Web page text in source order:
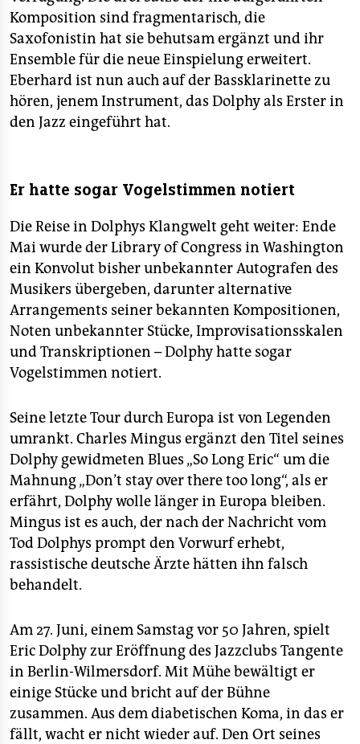
Komposition sind fragmentarisch, die
Saxofonistin hat sie behutsam ergänzt und ihr
Ensemble für die neue Einspielung erweitert.
Eberhard ist nun auch auf der Bassklarinette zu
hören, jenem Instrument, das Dolphy als Erster in
den Jazz eingeführt hat.
Er hatte sogar Vogelstimmen notiert
Die Reise in Dolphys Klangwelt geht weiter: Ende
Mai wurde der Library of Congress in Washington
ein Konvolut bisher unbekannter Autografen des
Musikers übergeben, darunter alternative
Arrangements seiner bekannten Kompositionen,
Noten unbekannter Stücke, Improvisationsskalen
und Transkriptionen – Dolphy hatte sogar
Vogelstimmen notiert.
Seine letzte Tour durch Europa ist von Legenden
umrankt. Charles Mingus ergänzt den Titel seines
Dolphy gewidmeten Blues „So Long Eric“ um die
Mahnung „Don’t stay over there too long“, als er
erfährt, Dolphy wolle länger in Europa bleiben.
Mingus ist es auch, der nach der Nachricht vom
Tod Dolphys prompt den Vorwurf erhebt,
rassistische deutsche Ärzte hätten ihn falsch
behandelt.
Am 27. Juni, einem Samstag vor 50 Jahren, spielt
Eric Dolphy zur Eröffnung des Jazzclubs Tangente
in Berlin-Wilmersdorf. Mit Mühe bewältigt er
einige Stücke und bricht auf der Bühne
zusammen. Aus dem diabetischen Koma, in das er
fällt, wacht er nicht wieder auf. Den Ort seines